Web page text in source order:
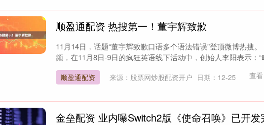
顺盈通配资 热搜第一！董宇辉致歉
11月14日，话题“董宇辉致歉口语多个语法错误”登顶微博热搜
频，在11月8日-9日的疯狂英语线下活动中，创始人李阳表示：“
顺盈通配资 来源：股票网炒股配资开户 日期：12-25 查看
金垒配资 业内曝Switch2版《使命召唤》已开